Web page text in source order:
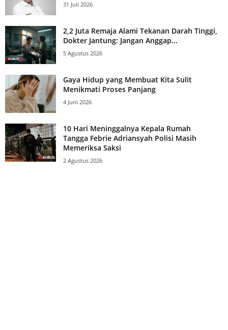
31 Juli 2026
2,2 Juta Remaja Alami Tekanan Darah Tinggi,
Dokter Jantung: Jangan Anggap...
5 Agustus 2026
Gaya Hidup yang Membuat Kita Sulit
Menikmati Proses Panjang
4 Juni 2026
10 Hari Meninggalnya Kepala Rumah
Tangga Febrie Adriansyah Polisi Masih
Memeriksa Saksi
2 Agustus 2026